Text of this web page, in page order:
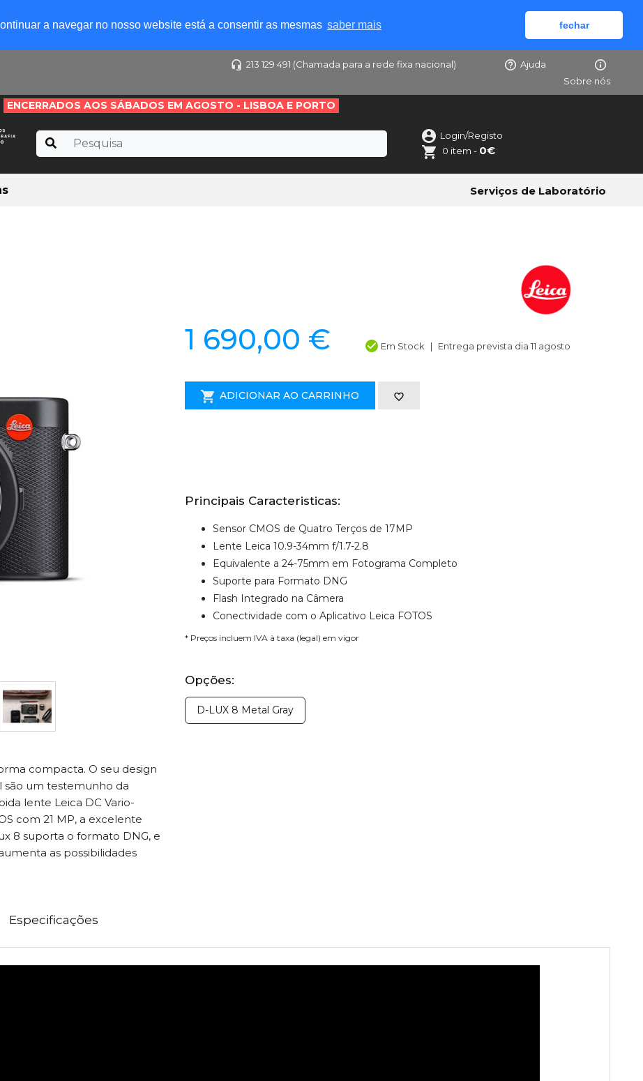
a navegar no nosso website está a consentir as mesmas saber mais fechar
213 129 491 (Chamada para a rede fixa nacional)
Ajuda
Sobre nós
ENCERRADOS AOS SÁBADOS EM AGOSTO - LISBOA E PORTO
Login/Registo
0 item - 0€
Serviços de Laboratório
compacta. O seu design
são um testemunho da
lente Leica DC Vario-
com 21 MP, a excelente
8 suporta o formato DNG, e
as possibilidades
1 690,00 € Em Stock Entrega prevista dia 11 agosto
ADICIONAR AO CARRINHO
Principais Caracteristicas:
Sensor CMOS de Quatro Terços de 17MP
Lente Leica 10.9-34mm f/1.7-2.8
Equivalente a 24-75mm em Fotograma Completo
Suporte para Formato DNG
Flash Integrado na Câmera
Conectividade com o Aplicativo Leica FOTOS
* Preços incluem IVA à taxa (legal) em vigor
Opções:
D-LUX 8 Metal Gray
Especificações